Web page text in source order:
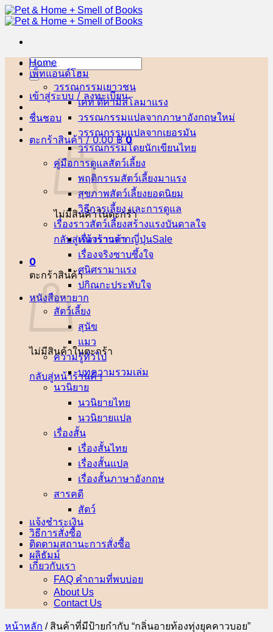
ข้าม
ไป
เนื้อหา
ค้นหา:
เข้าสู่ระบบ / ลงทะเบียน
ชื่นชอบ
ตะกร้าสินค้า /0.00฿ 0
ไม่มีสินค้าในตะกร้า
กลับสู่หน้าร้านค้า
0
ตะกร้าสินค้า
ไม่มีสินค้าในตะกร้า
กลับสู่หน้าร้านค้า
Home
เพ็ทแอนด์โฮม
วรรณกรรมเยาวชน
เคท ดิคามิลโล
วรรณกรรมแปลจากภาษาอังกฤษ
วรรณกรรมแปลจากเยอรมัน
วรรณกรรมโดยนักเขียนไทย
คู่มือการดูแลสัตว์เลี้ยง
พฤติกรรมสัตว์เลี้ยง
สุขภาพสัตว์เลี้ยง
วิธีการเลี้ยง และการดูแล
เรื่องราวสัตว์เลี้ยงสร้างแรงบันดาลใจ
เรื่องราวจากญี่ปุ่น
เรื่องจริงซาบซึ้งใจ
ศนิศรา
ปกิณกะประทับใจ
หนังสือหายาก
สัตว์เลี้ยง
สุนัข
แมว
ความรู้ทั่วไป
บทความรวมเล่ม
นวนิยาย
นวนิยายไทย
นวนิยายแปล
เรื่องสั้น
เรื่องสั้นไทย
เรื่องสั้นแปล
เรื่องสั้นภาษาอังกฤษ
สารคดี
สัตว์
แจ้งชำระเงิน
วิธีการสั่งซื้อ
ติดตามสถานะการสั่งซื้อ
ผลิธัมม์
เกี่ยวกับเรา
FAQ คำถามที่พบบ่อย
About Us
Contact Us
หน้าหลัก /สินค้าที่มีป้ายกำกับ “กลิ่นอายท้องทุ่งยุคคาวบอย”